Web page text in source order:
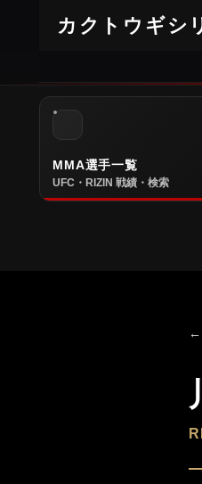
カクトウギシ
MMA選手一覧
UFC・RIZIN 戦績・検索
←